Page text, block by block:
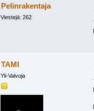
Pelinrakentaja
Viestejä: 262
TAMI
Yli-Valvoja